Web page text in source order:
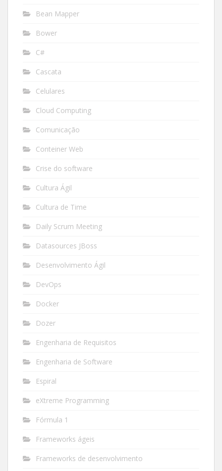
Bean Mapper
Bower
C#
Cascata
Celulares
Cloud Computing
Comunicação
Conteiner Web
Crise do software
Cultura Ágil
Cultura de Time
Daily Scrum Meeting
Datasources JBoss
Desenvolvimento Ágil
DevOps
Docker
Dozer
Engenharia de Requisitos
Engenharia de Software
Espiral
eXtreme Programming
Fórmula 1
Frameworks ágeis
Frameworks de desenvolvimento